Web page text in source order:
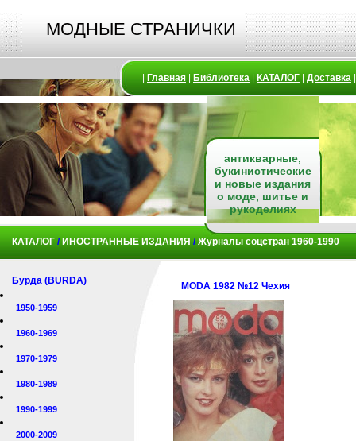
МОДНЫЕ СТРАНИЧКИ
Главная Библиотека КАТАЛОГ Доставка
антикварные,
букинистические
и новые издания
о моде, шитье и
рукоделиях
КАТАЛОГ / ИНОСТРАННЫЕ ИЗДАНИЯ /Журналы соцстран 1960-1990
Бурда (BURDA)
1950-1959
1960-1969
1970-1979
1980-1989
1990-1999
2000-2009
MODA 1982 №12 Чехия